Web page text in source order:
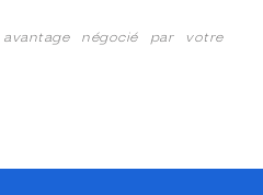
négocié par votre